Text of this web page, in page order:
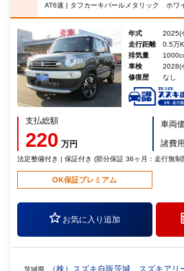
AT6速 | タフカーキパールメタリック ホワ
年式
2025(
走行距離
0.5万
排気量
車検
2028(
修復歴
なし
支払総額
220 万円
車両
諸費用
法定整備付き | 保証付き (部分保証 36ヶ月：走行無制
OK保証プレミアム
お気に入り追加
茨城県 （株）スズキ自販茨城 スズキアリ